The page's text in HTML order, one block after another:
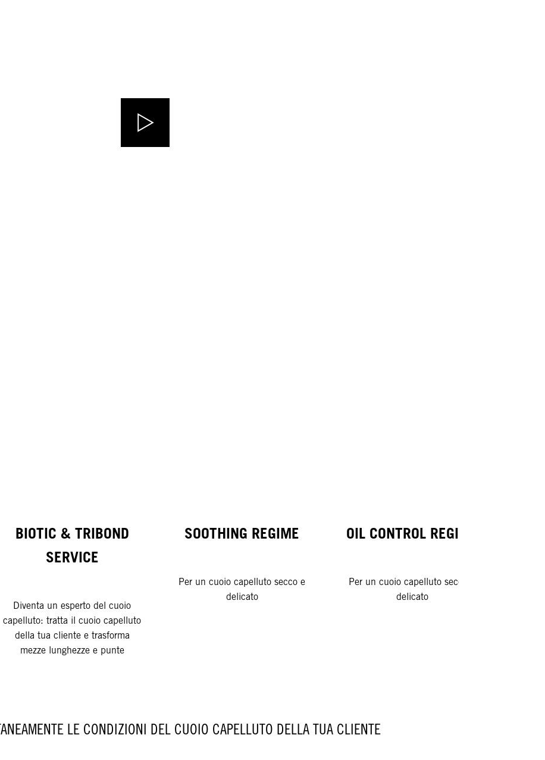
BIOTIC & TRIBOND
SERVICE
Diventa un esperto del cuoio
capelluto: tratta il cuoio capelluto
della tua cliente e trasforma
mezze lunghezze e punte
SOOTHING REGIME
Per un cuoio capelluto secco e
delicato
OIL CONTROL REGIME
Per un cuoio capelluto secco e
delicato
LE CONDIZIONI DEL CUOIO CAPELLUTO DELLA TUA CLIENTE